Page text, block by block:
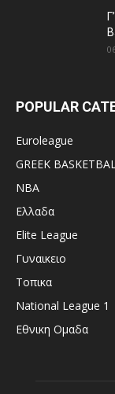
POPULAR
Euroleague
GREEK
NBA
Ελλαδα
Elite League
Γυναικειο
Τοπικα
National League 1
Εθνικη Ομαδα